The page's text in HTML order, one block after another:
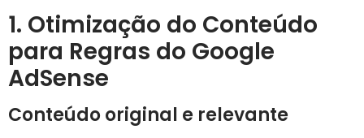
1. Otimização do Conteúdo
para Regras do Google
AdSense
Conteúdo original e relevante